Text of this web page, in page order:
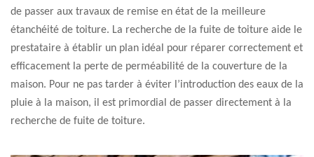
de passer aux travaux de remise en état de la meilleure
étanchéité de toiture. La recherche de la fuite de toiture aide le
prestataire à établir un plan idéal pour réparer correctement et
efficacement la perte de perméabilité de la couverture de la
maison. Pour ne pas tarder à éviter l’introduction des eaux de la
pluie à la maison, il est primordial de passer directement à la
recherche de fuite de toiture.